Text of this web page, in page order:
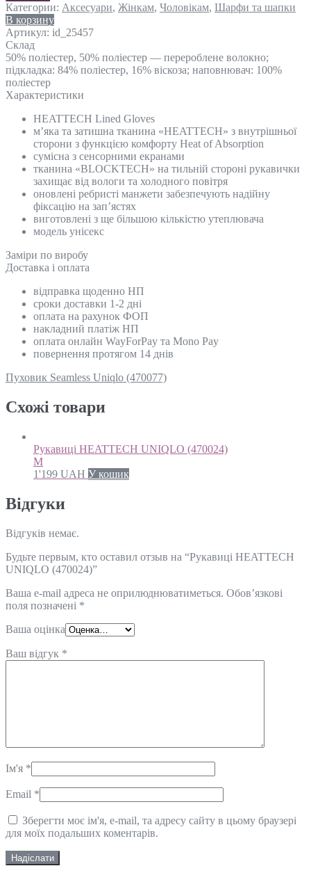
Категории: Аксесуари, Жінкам, Чоловікам, Шарфи та шапки
В корзину
Артикул: id_25457
Склад
50% поліестер, 50% поліестер — перероблене волокно;
підкладка: 84% поліестер, 16% віскоза; наповнювач: 100%
поліестер
Характеристики
HEATTECH Lined Gloves
м’яка та затишна тканина «HEATTECH» з внутрішньої
сторони з функцією комфорту Heat of Absorption
сумісна з сенсорними екранами
тканина «BLOCKTECH» на тильній стороні рукавички
захищає від вологи та холодного повітря
оновлені ребристі манжети забезпечують надійну
фіксацію на зап’ястях
виготовлені з ще більшою кількістю утеплювача
модель унісекс
Замiри по виробу
Доставка і оплата
відправка щоденно НП
сроки доставки 1-2 дні
оплата на рахунок ФОП
накладний платіж НП
оплата онлайн WayForPay та Mono Pay
повернення протягом 14 днів
Пуховик Seamless Uniqlo (470077)
Схожi товари
Рукавиці HEATTECH UNIQLO (470024)
M
1'199 UAH У кошик
Відгуки
Відгуків немає.
Будьте первым, кто оставил отзыв на “Рукавиці HEATTECH
UNIQLO (470024)”
Ваша e-mail адреса не оприлюднюватиметься. Обов’язкові
поля позначені *
Ваша оцінка
Ваш відгук *
Ім'я *
Email *
Зберегти моє ім'я, e-mail, та адресу сайту в цьому браузері
для моїх подальших коментарів.